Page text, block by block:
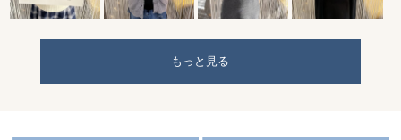
もっと見る